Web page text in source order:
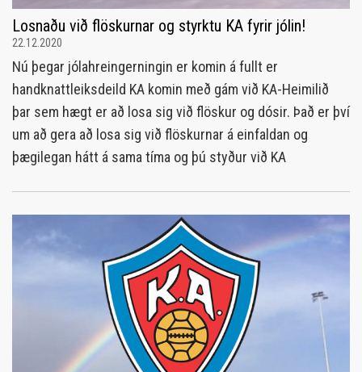
Losnaðu við flöskurnar og styrktu KA fyrir jólin!
22.12.2020
Nú þegar jólahreingerningin er komin á fullt er
handknattleiksdeild KA komin með gám við KA-Heimilið
þar sem hægt er að losa sig við flöskur og dósir. Það er því
um að gera að losa sig við flöskurnar á einfaldan og
þægilegan hátt á sama tíma og þú styður við KA